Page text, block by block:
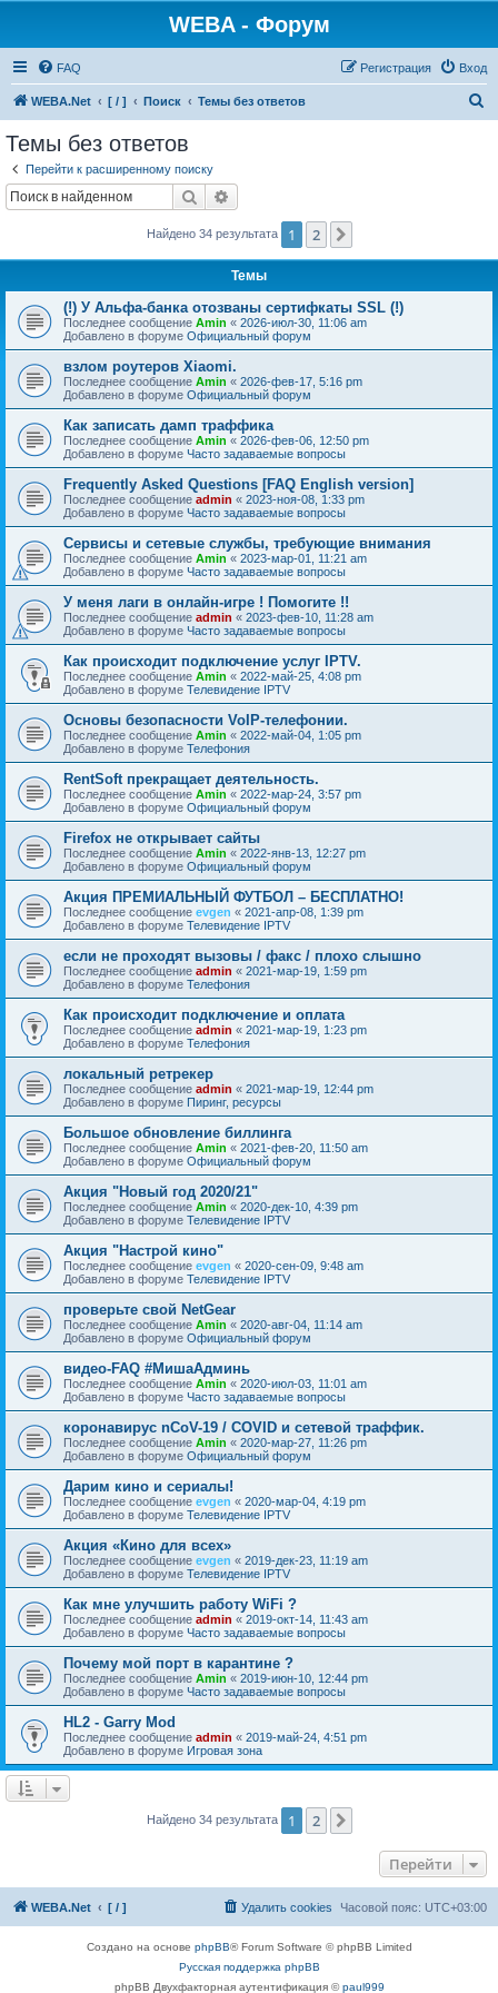
WEBA - Форум
FAQ Вход
Регистрация
WEBA.Net [ / ] Поиск Темы без ответов
Темы без ответов
Перейти к расширенному поиску
Поиск
Найдено 34 результата 1 2
Темы
(!) У Альфа-банка отозваны сертифкаты SSL (!)
Последнее сообщение Amin « 2026-июл-30, 11:06 am
Добавлено в форуме Официальный форум
взлом роутеров Xiaomi.
Последнее сообщение Amin « 2026-фев-17, 5:16 pm
Добавлено в форуме Официальный форум
Как записать дамп траффика
Последнее сообщение Amin « 2026-фев-06, 12:50 pm
Добавлено в форуме Часто задаваемые вопросы
Frequently Asked Questions [FAQ English version]
Последнее сообщение admin « 2023-ноя-08, 1:33 pm
Добавлено в форуме Часто задаваемые вопросы
Сервисы и сетевые службы, требующие внимания
Последнее сообщение Amin « 2023-мар-01, 11:21 am
Добавлено в форуме Часто задаваемые вопросы
У меня лаги в онлайн-игре ! Помогите !!
Последнее сообщение admin « 2023-фев-10, 11:28 am
Добавлено в форуме Часто задаваемые вопросы
Как происходит подключение услуг IPTV.
Последнее сообщение Amin « 2022-май-25, 4:08 pm
Добавлено в форуме Телевидение IPTV
Основы безопасности VoIP-телефонии.
Последнее сообщение Amin « 2022-май-04, 1:05 pm
Добавлено в форуме Телефония
RentSoft прекращает деятельность.
Последнее сообщение Amin « 2022-мар-24, 3:57 pm
Добавлено в форуме Официальный форум
Firefox не открывает сайты
Последнее сообщение Amin « 2022-янв-13, 12:27 pm
Добавлено в форуме Официальный форум
Акция ПРЕМИАЛЬНЫЙ ФУТБОЛ – БЕСПЛАТНО!
Последнее сообщение evgen « 2021-апр-08, 1:39 pm
Добавлено в форуме Телевидение IPTV
если не проходят вызовы / факс / плохо слышно
Последнее сообщение admin « 2021-мар-19, 1:59 pm
Добавлено в форуме Телефония
Как происходит подключение и оплата
Последнее сообщение admin « 2021-мар-19, 1:23 pm
Добавлено в форуме Телефония
локальный ретрекер
Последнее сообщение admin « 2021-мар-19, 12:44 pm
Добавлено в форуме Пиринг, ресурсы
Большое обновление биллинга
Последнее сообщение Amin « 2021-фев-20, 11:50 am
Добавлено в форуме Официальный форум
Акция "Новый год 2020/21"
Последнее сообщение Amin « 2020-дек-10, 4:39 pm
Добавлено в форуме Телевидение IPTV
Акция "Настрой кино"
Последнее сообщение evgen « 2020-сен-09, 9:48 am
Добавлено в форуме Телевидение IPTV
проверьте свой NetGear
Последнее сообщение Amin « 2020-авг-04, 11:14 am
Добавлено в форуме Официальный форум
видео-FAQ #МишаАдминь
Последнее сообщение Amin « 2020-июл-03, 11:01 am
Добавлено в форуме Часто задаваемые вопросы
коронавирус nCoV-19 / COVID и сетевой траффик.
Последнее сообщение Amin « 2020-мар-27, 11:26 pm
Добавлено в форуме Официальный форум
Дарим кино и сериалы!
Последнее сообщение evgen « 2020-мар-04, 4:19 pm
Добавлено в форуме Телевидение IPTV
Акция «Кино для всех»
Последнее сообщение evgen « 2019-дек-23, 11:19 am
Добавлено в форуме Телевидение IPTV
Как мне улучшить работу WiFi ?
Последнее сообщение admin « 2019-окт-14, 11:43 am
Добавлено в форуме Часто задаваемые вопросы
Почему мой порт в карантине ?
Последнее сообщение Amin « 2019-июн-10, 12:44 pm
Добавлено в форуме Часто задаваемые вопросы
HL2 - Garry Mod
Последнее сообщение admin « 2019-май-24, 4:51 pm
Добавлено в форуме Игровая зона
Найдено 34 результата 1 2
Перейти
WEBA.Net [ / ] Часовой пояс: UTC+03:00
Удалить cookies
Создано на основе phpBB® Forum Software © phpBB Limited
Русская поддержка phpBB
phpBB Двухфакторная аутентификация ©paul999